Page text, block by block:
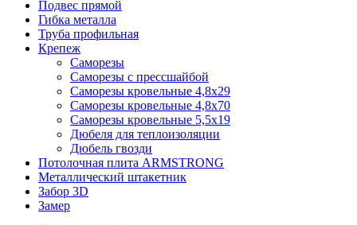
Подвес прямой
Гибка металла
Труба профильная
Крепеж
Саморезы
Саморезы с прессшайбой
Саморезы кровельные 4,8х29
Саморезы кровельные 4,8х70
Саморезы кровельные 5,5х19
Дюбеля для теплоизоляции
Дюбель гвозди
Потолочная плита ARMSTRONG
Металлический штакетник
Забор 3D
Замер